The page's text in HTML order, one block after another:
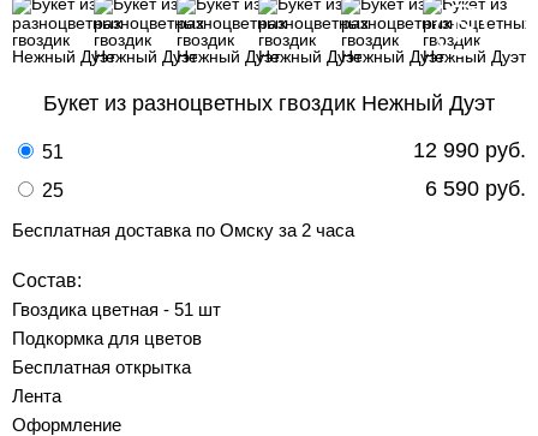
Букет из разноцветных гвоздик Нежный Дуэт
51 12 990 руб.
25 6 590 руб.
Бесплатная доставка по Омску за 2 часа
Состав:
Гвоздика цветная - 51 шт
Подкормка для цветов
Бесплатная открытка
Лента
Оформление